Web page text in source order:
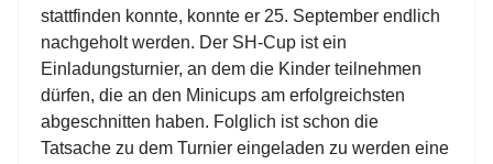
stattfinden konnte, konnte er 25. September endlich
nachgeholt werden. Der SH-Cup ist ein
Einladungsturnier, an dem die Kinder teilnehmen
dürfen, die an den Minicups am erfolgreichsten
abgeschnitten haben. Folglich ist schon die
Tatsache zu dem Turnier eingeladen zu werden eine